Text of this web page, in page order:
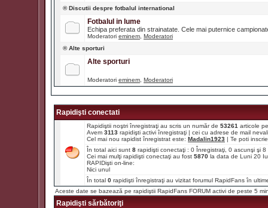
® Discutii despre fotbalul international
Fotbalul in lume
Echipa preferata din strainatate. Cele mai puternice
Moderatori eminem Moderatori
® Alte sporturi
Alte sporturi
Moderatori eminem Moderatori
Rapidişti conectati
Rapidiştii noştri înregistraţi au scris un număr de 53261 articole
Avem 3113 rapidişti activi înregistraţi | cei cu adrese de mail
Cel mai nou rapidist înregistrat este: Madalin1923 | Te poti
În total aici sunt 8 rapidişti conectaţi : 0 Înregistraţi, 0 ascunşi şi
Cei mai mulţi rapidişti conectaţi au fost 5870 la data de Luni 20
RAPIDişti on-line:
Nici unul
În total 0 rapidişti înregistraţi au vizitat forumul RapidFans în
Aceste date se bazează pe rapidiştii RapidFans FORUM activi de peste 5
Rapidişti sărbătoriţi